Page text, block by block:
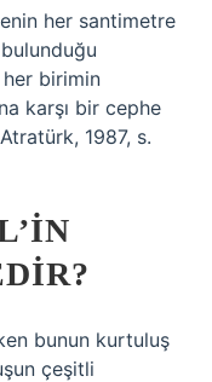
her santimetre
birimin
karşı bir cephe
1987, s.
bunun kurtuluş
çeşitli